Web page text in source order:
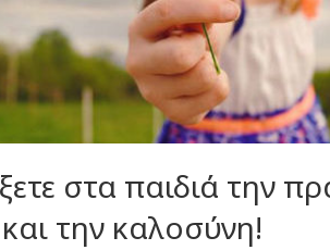
στα παιδιά την
την καλοσύνη!